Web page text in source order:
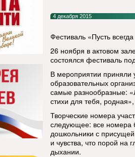
4 декабря 2015
Фестиваль «Пусть
26 ноября в актовом
состоялся фестиваль
В мероприятии приняли
образовательных
самые разнообразные:
стихи для тебя,
Творческие номера
следующее: все номера
дошкольники с
и чувства, что порой на
дыхании.